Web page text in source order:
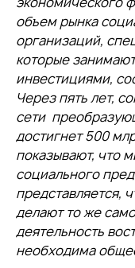
объем рынка
организаций,
которые
инвестициями,
Через пять лет,
сети
достигнет 500
показывают, что
социального
представляется,
делают то же
деятельность
необходима